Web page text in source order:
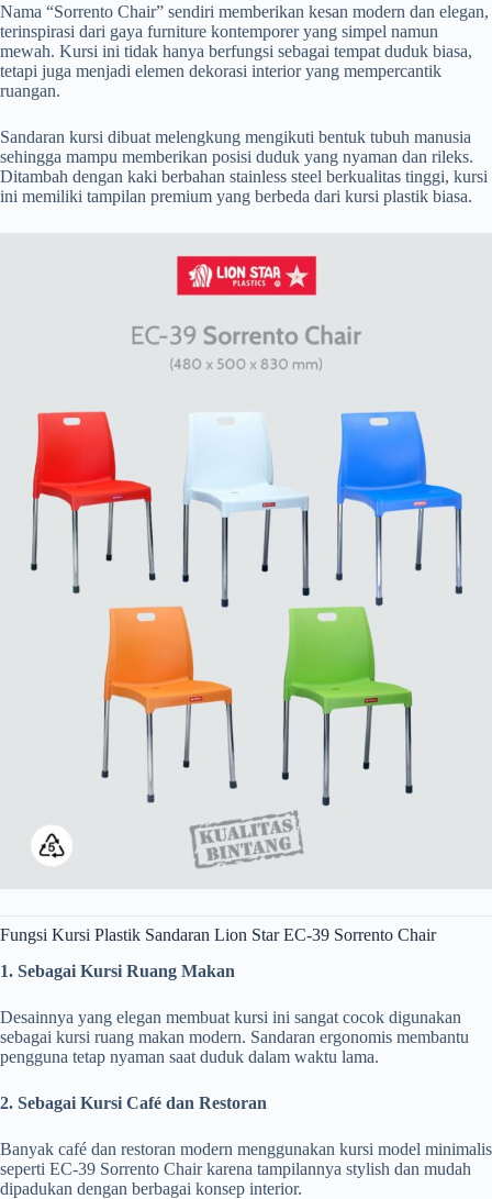
Nama “Sorrento Chair” sendiri memberikan kesan modern dan elegan,
terinspirasi dari gaya furniture kontemporer yang simpel namun
mewah. Kursi ini tidak hanya berfungsi sebagai tempat duduk biasa,
tetapi juga menjadi elemen dekorasi interior yang mempercantik
ruangan.
Sandaran kursi dibuat melengkung mengikuti bentuk tubuh manusia
sehingga mampu memberikan posisi duduk yang nyaman dan rileks.
Ditambah dengan kaki berbahan stainless steel berkualitas tinggi, kursi
ini memiliki tampilan premium yang berbeda dari kursi plastik biasa.
Fungsi Kursi Plastik Sandaran Lion Star EC-39 Sorrento Chair
1. Sebagai Kursi Ruang Makan
Desainnya yang elegan membuat kursi ini sangat cocok digunakan
sebagai kursi ruang makan modern. Sandaran ergonomis membantu
pengguna tetap nyaman saat duduk dalam waktu lama.
2. Sebagai Kursi Café dan Restoran
Banyak café dan restoran modern menggunakan kursi model minimalis
seperti EC-39 Sorrento Chair karena tampilannya stylish dan mudah
dipadukan dengan berbagai konsep interior.